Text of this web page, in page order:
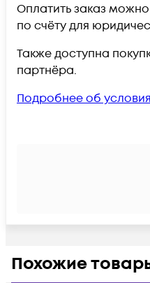
Оплатить заказ
по счёту для
Также доступна
партнёра.
Подробнее об
Похожие